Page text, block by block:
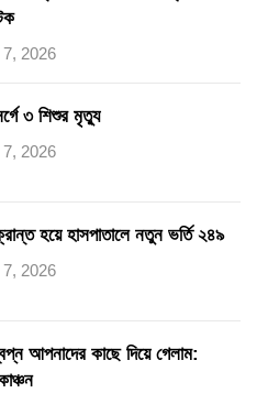
2026
৩ শিশুর মৃত্যু
2026
হয়ে হাসপাতালে নতুন ভর্তি ২৪৯
2026
আপনাদের কাছে দিয়ে গেলাম: